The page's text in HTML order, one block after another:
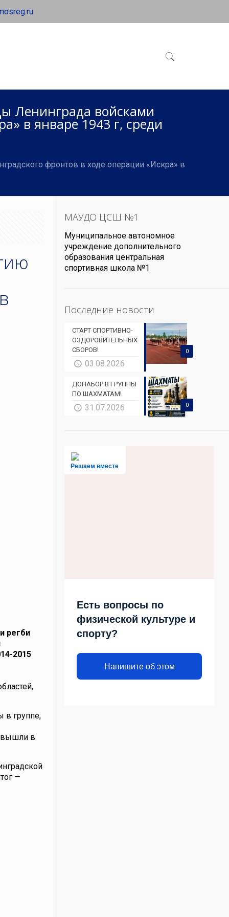
Ленинграда войсками
в январе 1943 г, среди
фронтов в ходе операции «Искра» в
регби
2015
в группе,
вышли в
—
МАУДО ЦСШ №1
Муниципальное автономное
учреждение дополнительного
образования центральная
спортивная школа №1
Последние новости
0
СТАРТ СПОРТИВНО-
ОЗДОРОВИТЕЛЬНЫХ
СБОРОВ!
03.08.2026
0
ДОНАБОР В ГРУППЫ
ПО ШАХМАТАМ!
31.07.2026
Решаем вместе
Есть вопросы по
физической культуре и
спорту?
Напишите об этом